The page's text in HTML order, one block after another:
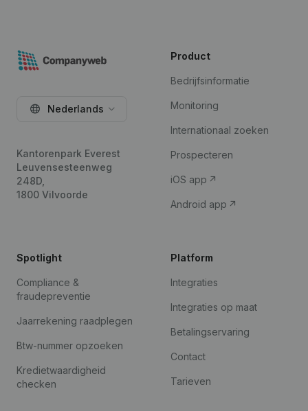
Nederlands
Kantorenpark Everest
Leuvensesteenweg
248D,
1800 Vilvoorde
Product
Bedrijfsinformatie
Monitoring
Internationaal zoeken
Prospecteren
iOS app
Android app
Spotlight
Compliance &
fraudepreventie
Jaarrekening raadplegen
Btw-nummer opzoeken
Kredietwaardigheid
checken
Platform
Integraties
Integraties op maat
Betalingservaring
Contact
Tarieven